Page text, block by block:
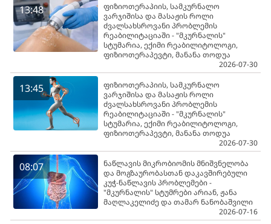
13:48
ფიზიოთერაპიის, სამკურნალო
ვარჯიშისა და მასაჟის როლი
ძვალსახსროვანი პრობლემის
რეაბილიტაციაში - "მკურნალის"
სტუმარია, ექიმი რეაბილიტოლოგი,
ფიზიოთერაპევტი, მანანა თოდუა
2026-07-30
13:45
ფიზიოთერაპიის, სამკურნალო
ვარჯიშისა და მასაჟის როლი
ძვალსახსროვანი პრობლემის
რეაბილიტაციაში - "მკურნალის"
სტუმარია, ექიმი რეაბილიტოლოგი,
ფიზიოთერაპევტი, მანანა თოდუა
2026-07-30
08:07
ნაწლავის მიკრობიომის მნიშვნელობა
და მოგზაურობასთან დაკავშირებული
კუჭ-ნაწლავის პრობლემები -
"მკურნალის" სტუმრები არიან, ჟანა
მაღლაკელიძე და თამარ ნანობაშვილი
2026-07-16